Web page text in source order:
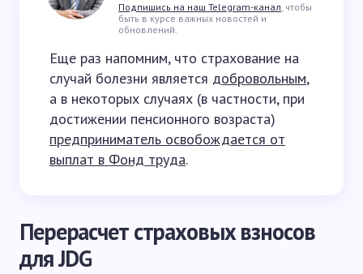
Подпишись на наш Telegram-канал, чтобы
быть в курсе важных новостей и
обновлений.
Еще раз напомним, что страхование на
случай болезни является добровольным,
а в некоторых случаях (в частности, при
достижении пенсионного возраста)
предприниматель освобождается от
выплат в Фонд труда.
Перерасчет страховых взносов
для JDG